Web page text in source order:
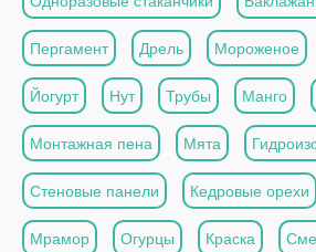
Пергамент Дрель Мороженое
Йогурт Нут Трубы Манго
Монтажная пена Мята
Стеновые панели Кедровые орехи
Мрамор Огурцы Краска